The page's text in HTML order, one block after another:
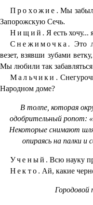
Прохожие. Мы
Запорожскую Сечь.
Нищий. Я есть хочу...
Снежимочка. Это
везет, взявши зубами
Мы любили так забавляться
Мальчики.
Народном доме?
В толпе, которая
одобрительный ропот:
Некоторые снимают
опираясь на палки и
Ученый. Всю науку
Некто. Ай, какие
Городовой